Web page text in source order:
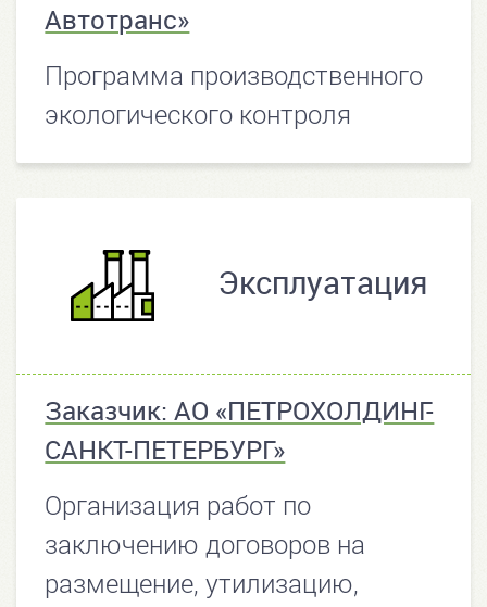
Автотранс»
Программа производственного
экологического контроля
Эксплуатация
Заказчик: АО «ПЕТРОХОЛДИНГ-
САНКТ-ПЕТЕРБУРГ»
Организация работ по
заключению договоров на
размещение, утилизацию,